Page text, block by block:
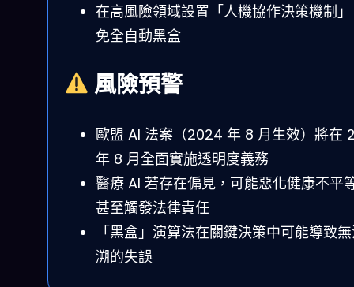
在高風險領域設置「人機協作決策機制
免全自動黑盒
風險預警
歐盟 AI 法案（2024 年 8 月生效）將在
年 8 月全面實施透明度義務
醫療 AI 若存在偏見，可能惡化健康不平
甚至觸發法律責任
「黑盒」演算法在關鍵決策中可能導致
溯的失誤